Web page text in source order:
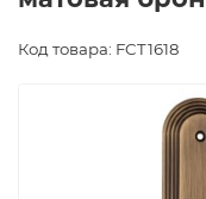
Код товара: FCT1618